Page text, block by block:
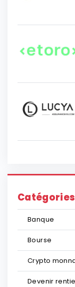
Catégories
Banque
Bourse
Crypto
Devenir